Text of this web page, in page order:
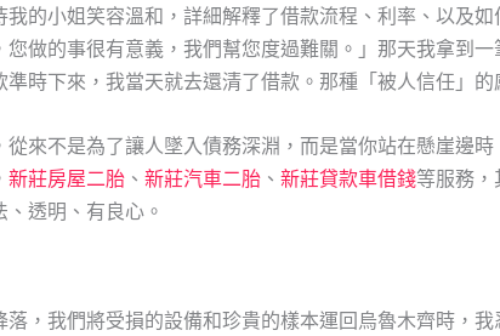
的小姐笑容溫和，詳細解釋了借款流程、利率、以及
做的事很有意義，我們幫您度過難關。」那天我拿到一
時下來，我當天就去還清了借款。那種「被人信任」
來不是為了讓人墜入債務深淵，而是當你站在懸崖邊
新莊房屋二胎、 新莊汽車二胎、 新莊貸款車借錢等服務，
透明、有良心。
，我們將受損的設備和珍貴的樣本運回烏魯木齊時，